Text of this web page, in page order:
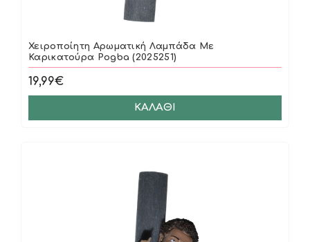
Χειροποίητη Αρωματική Λαμπάδα Με
Καρικατούρα Pogba (2025251)
19,99€
ΚΑΛΆΘΙ